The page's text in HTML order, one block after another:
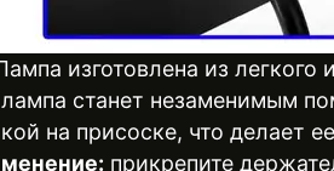
изготовлена из легкого
станет незаменимым
на присоске, что делает
прикрепите